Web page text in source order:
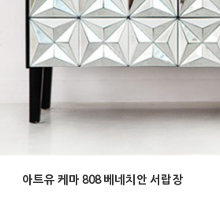
아트유 케마 808 베네치안 서랍장